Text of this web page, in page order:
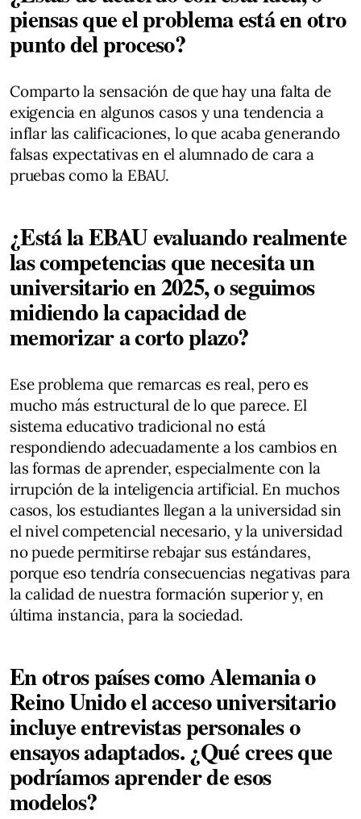
piensas que el problema está en otro
punto del proceso?
Comparto la sensación de que hay una falta de
exigencia en algunos casos y una tendencia a
inflar las calificaciones, lo que acaba generando
falsas expectativas en el alumnado de cara a
pruebas como la EBAU.
¿Está la EBAU evaluando realmente
las competencias que necesita un
universitario en 2025, o seguimos
midiendo la capacidad de
memorizar a corto plazo?
Ese problema que remarcas es real, pero es
mucho más estructural de lo que parece. El
sistema educativo tradicional no está
respondiendo adecuadamente a los cambios en
las formas de aprender, especialmente con la
irrupción de la inteligencia artificial. En muchos
casos, los estudiantes llegan a la universidad sin
el nivel competencial necesario, y la universidad
no puede permitirse rebajar sus estándares,
porque eso tendría consecuencias negativas para
la calidad de nuestra formación superior y, en
última instancia, para la sociedad.
En otros países como Alemania o
Reino Unido el acceso universitario
incluye entrevistas personales o
ensayos adaptados. ¿Qué crees que
podríamos aprender de esos
modelos?